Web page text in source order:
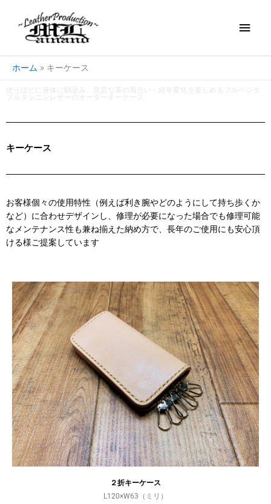
キ
メ
ホーム キーケース
使うほどに身体に馴染み、良質な革の風合い・経年変化を楽しめるフルベジタ
ブルタンニンレザーのオーダーキーケース
キーケース
お客様個々の使用特性（例えば利き腕やどのようにして持ち歩くか
など）に合わせデザインし、修理が必要になった場合でも修理可能
なメンテナンス性も兼ね揃えた納め方で、長年のご使用にも安心頂
ける様ご提案しています
２折キーケース
L120×W63（ミリ）